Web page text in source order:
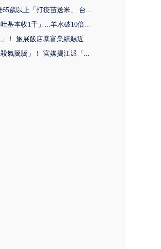
歲以上「打疫苗送米」 台...
基本收1千」...羊水破10倍...
！ 旅展飯店暴富業績飆近
氣騰騰」！ 官媒揭江派「...